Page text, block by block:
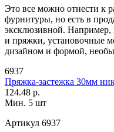
Это все можно отнести к
фурнитуры, но есть в
эксклюзивной.
и пряжки, установочные
дизайном и формой,
6937
Пряжка-застежка 30мм
124.48 р.
Мин. 5 шт
Артикул 6937